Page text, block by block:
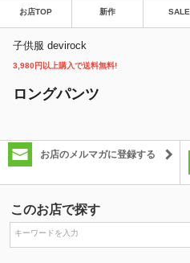
お店TOP 新作 SALE
子供服 devirock
3,980円以上購入で送料無料!
ロングパンツ
お店のメルマガに登録する
このお店で探す
送料無料
Pontaパス特典対象すべて
除外ワード